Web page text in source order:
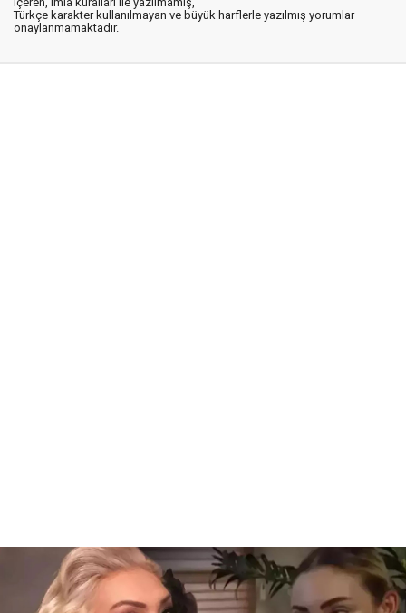
Türkçe karakter kullanılmayan ve büyük harflerle yazılmış yorumlar
onaylanmamaktadır.